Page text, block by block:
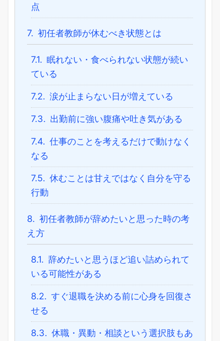
点
7. 初任者教師が休むべき状態とは
7.1. 眠れない・食べられない状態が続い
ている
7.2. 涙が止まらない日が増えている
7.3. 出勤前に強い腹痛や吐き気がある
7.4. 仕事のことを考えるだけで動けなく
なる
7.5. 休むことは甘えではなく自分を守る
行動
8. 初任者教師が辞めたいと思った時の考
え方
8.1. 辞めたいと思うほど追い詰められて
いる可能性がある
8.2. すぐ退職を決める前に心身を回復さ
せる
8.3. 休職・異動・相談という選択肢もあ